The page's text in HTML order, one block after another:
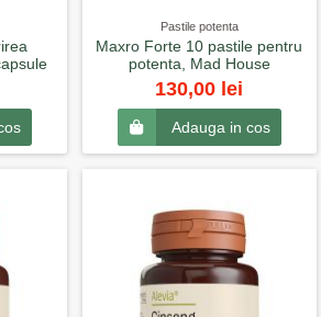
Pastile potenta
Maxro Forte 10 pastile pentru
potenta, Mad House
130,00 lei
Adauga in cos